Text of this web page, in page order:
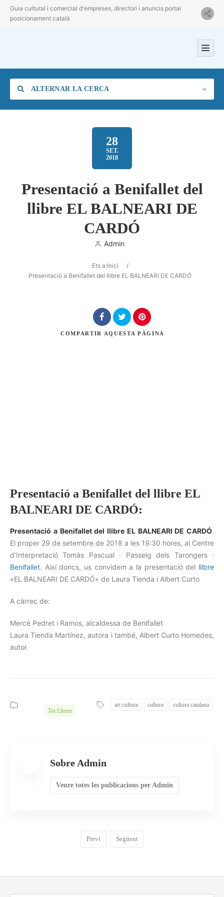
Guia cultural i comercial d'empreses, directori i anuncis portal
posicionament català
ALTERNAR LA CERCA
Ubicació
Cerca
28
SET.
2018
Presentació a Benifallet del
llibre EL BALNEARI DE
CARDÓ
Admin
Ets a:Inici
/
Presentació a Benifallet del llibre EL BALNEARI DE CARDÓ
COMPARTIR AQUESTA PÀGINA
Presentació a Benifallet del llibre EL
BALNEARI DE CARDÓ:
Presentació a Benifallet del llibre EL BALNEARI DE CARDÓ.
El proper 29 de setembre de 2018 a les 19:30 hores, al Centre
d’Interpretació Tomàs Pascual · Passeig dels Tarongers ·
Benifallet. Així doncs, us convidem a la presentació del llibre
«EL BALNEARI DE CARDÓ» de Laura Tienda i Albert Curto
A càrrec de:
Mercè Pedret i Ramos, alcaldessa de Benifallet
Laura Tienda Martínez, autora i també, Albert Curto Homedes,
autor
Tot Lleure
art cultura cultura cultura catalana
Sobre Admin
Veure totes les publicacions per Admin
Previ Següent